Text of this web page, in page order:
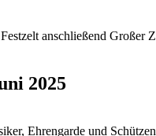
anschließend Großer
2025
Ehrengarde und